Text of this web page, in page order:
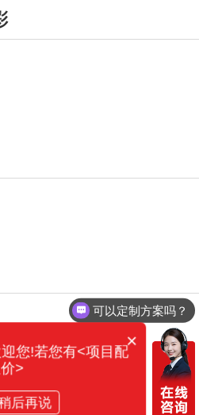
可以定制方案吗？
×
您!若您有<项目配
>
后再说